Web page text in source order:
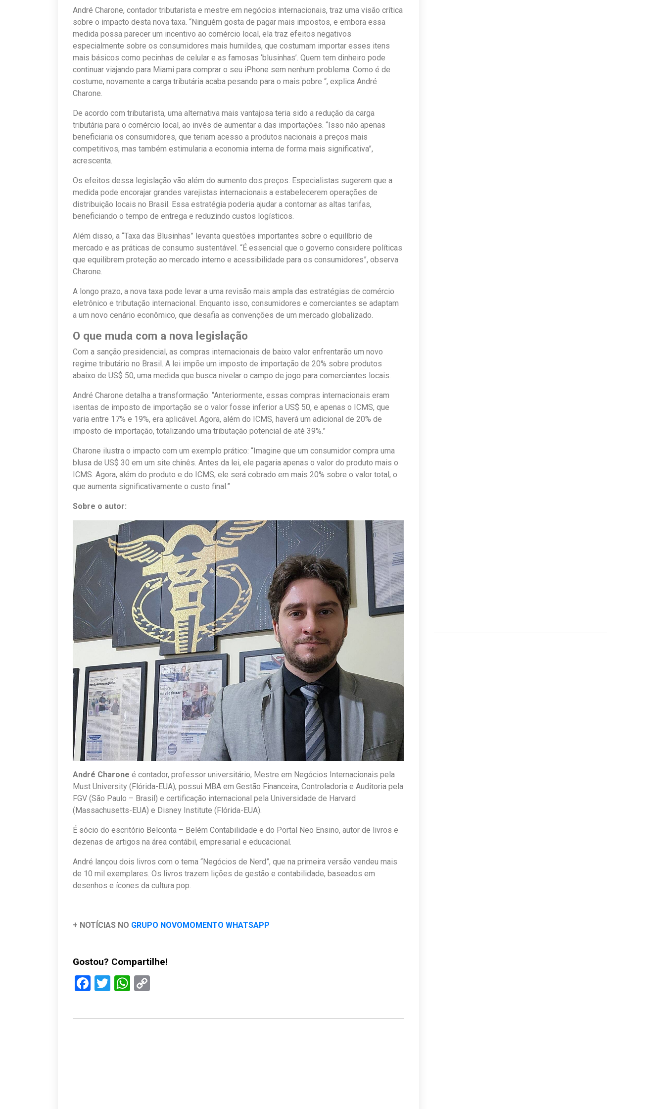
André Charone, contador tributarista e mestre em negócios internacionais, traz uma visão crítica
sobre o impacto desta nova taxa. “Ninguém gosta de pagar mais impostos, e embora essa
medida possa parecer um incentivo ao comércio local, ela traz efeitos negativos
especialmente sobre os consumidores mais humildes, que costumam importar esses itens
mais básicos como pecinhas de celular e as famosas ‘blusinhas’. Quem tem dinheiro pode
continuar viajando para Miami para comprar o seu iPhone sem nenhum problema. Como é de
costume, novamente a carga tributária acaba pesando para o mais pobre “, explica André
Charone.
De acordo com tributarista, uma alternativa mais vantajosa teria sido a redução da carga
tributária para o comércio local, ao invés de aumentar a das importações. “Isso não apenas
beneficiaria os consumidores, que teriam acesso a produtos nacionais a preços mais
competitivos, mas também estimularia a economia interna de forma mais significativa”,
acrescenta.
Os efeitos dessa legislação vão além do aumento dos preços. Especialistas sugerem que a
medida pode encorajar grandes varejistas internacionais a estabelecerem operações de
distribuição locais no Brasil. Essa estratégia poderia ajudar a contornar as altas tarifas,
beneficiando o tempo de entrega e reduzindo custos logísticos.
Além disso, a “Taxa das Blusinhas” levanta questões importantes sobre o equilíbrio de
mercado e as práticas de consumo sustentável. “É essencial que o governo considere políticas
que equilibrem proteção ao mercado interno e acessibilidade para os consumidores”, observa
Charone.
A longo prazo, a nova taxa pode levar a uma revisão mais ampla das estratégias de comércio
eletrônico e tributação internacional. Enquanto isso, consumidores e comerciantes se adaptam
a um novo cenário econômico, que desafia as convenções de um mercado globalizado.
O que muda com a nova legislação
Com a sanção presidencial, as compras internacionais de baixo valor enfrentarão um novo
regime tributário no Brasil. A lei impõe um imposto de importação de 20% sobre produtos
abaixo de US$ 50, uma medida que busca nivelar o campo de jogo para comerciantes locais.
André Charone detalha a transformação: “Anteriormente, essas compras internacionais eram
isentas de imposto de importação se o valor fosse inferior a US$ 50, e apenas o ICMS, que
varia entre 17% e 19%, era aplicável. Agora, além do ICMS, haverá um adicional de 20% de
imposto de importação, totalizando uma tributação potencial de até 39%.”
Charone ilustra o impacto com um exemplo prático: “Imagine que um consumidor compra uma
blusa de US$ 30 em um site chinês. Antes da lei, ele pagaria apenas o valor do produto mais o
ICMS. Agora, além do produto e do ICMS, ele será cobrado em mais 20% sobre o valor total, o
que aumenta significativamente o custo final.”
Sobre o autor:
André Charone é contador, professor universitário, Mestre em Negócios Internacionais pela
Must University (Flórida-EUA), possui MBA em Gestão Financeira, Controladoria e Auditoria pela
FGV (São Paulo – Brasil) e certificação internacional pela Universidade de Harvard
(Massachusetts-EUA) e Disney Institute (Flórida-EUA).
É sócio do escritório Belconta – Belém Contabilidade e do Portal Neo Ensino, autor de livros e
dezenas de artigos na área contábil, empresarial e educacional.
André lançou dois livros com o tema “Negócios de Nerd”, que na primeira versão vendeu mais
de 10 mil exemplares. Os livros trazem lições de gestão e contabilidade, baseados em
desenhos e ícones da cultura pop.
+ NOTÍCIAS NO GRUPO NOVOMOMENTO WHATSAPP
Gostou? Compartilhe!
Facebook
TwitterWhatsApp